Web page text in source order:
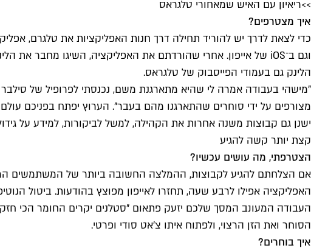
>>ריאיון עם האיש שמאחורי טלגראס
איך מצטרפים?
כדי לצאת לדרך יש להוריד תחילה דרך חנות האפליקציות את טלגרם,
הלינק גם בעמודי הפייסבוק של טלגראס.
"מישהי בעבודה אמרה לי שהיא מתארגנת משם, נכנסתי לפרופיל של
מצורפים על ידי סוחרים שהתארגנו מהם בעבר". הערוץ יפתח בפניכם
ישנן גם קבוצות משנה אחרות את הקהילה, למשל לביקורות, למידע על
קצת יותר קשה להגיע
הצטרפתי, מה עושים עכשיו?
אם הצלחתם להגיע לקבוצות, ההמלצה החשובה ביותר של המשתמשים
האפליקציה אפילו לרבע שעה, תחזרו לאייפון מפוצץ בהודעות. ביטול
העבודה המעונב המסך שלכם יזעק פתאום "סטלנים יקרים החומר הכי
הסוחר ואת הזן הרצוי, ולפתוח איתו צ'אט סודי ופרטי.
איך בוחרים?